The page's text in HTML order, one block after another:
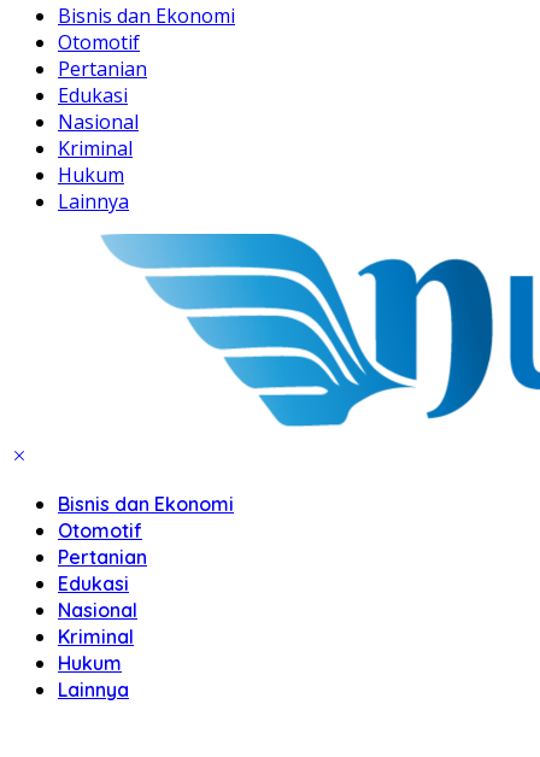
Bisnis dan Ekonomi
Otomotif
Pertanian
Edukasi
Nasional
Kriminal
Hukum
Lainnya
Bisnis dan Ekonomi
Otomotif
Pertanian
Edukasi
Nasional
Kriminal
Hukum
Lainnya